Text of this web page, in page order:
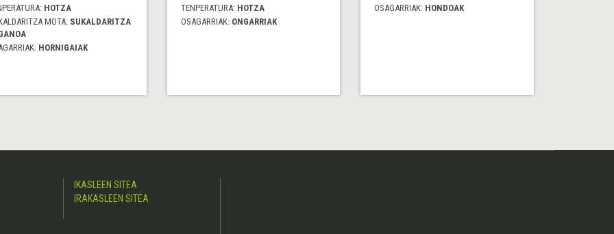
HOTZA
MOTA: SUKALDARITZA
HORNIGAIAK
TENPERATURA: HOTZA
OSAGARRIAK: ONGARRIAK
OSAGARRIAK: HONDOAK
IKASLEEN SITEA
IRAKASLEEN SITEA